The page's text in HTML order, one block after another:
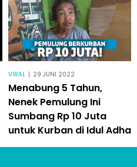
VIRAL | 29 JUNI 2022
Menabung 5 Tahun,
Nenek Pemulung Ini
Sumbang Rp 10 Juta
untuk Kurban di Idul Adha